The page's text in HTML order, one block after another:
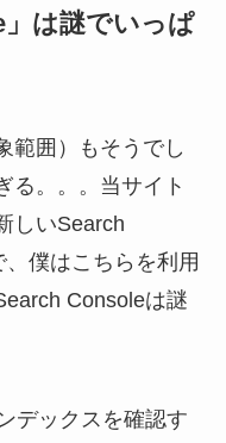
」は謎でいっぱ
範囲）もそうでし
る。。。当サイト
しいSearch
僕はこちらを利用
Consoleは謎
デックスを確認す